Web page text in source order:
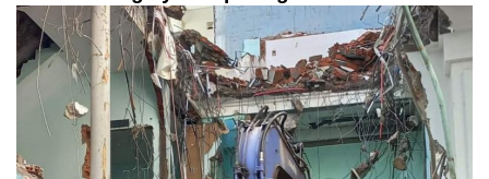
tín của Công Ty Văn phong